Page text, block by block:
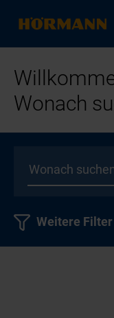
Wonach
Weitere Filter